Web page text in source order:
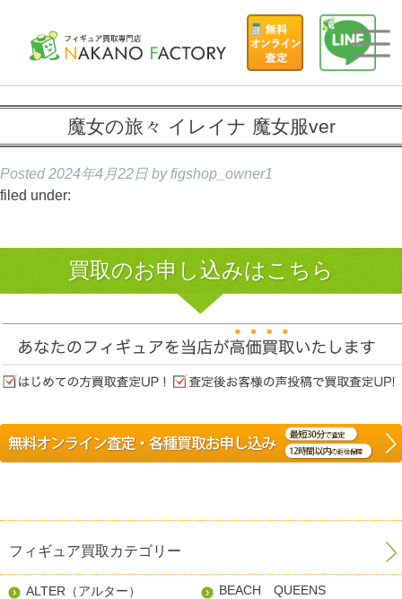
魔女の旅々 イレイナ 魔女服ver
Posted 2024年4月22日 by figshop_owner1
filed under:
買取のお申し込みはこちら
フィギュア買取カテゴリー
ALTER（アルター） BEACH QUEENS